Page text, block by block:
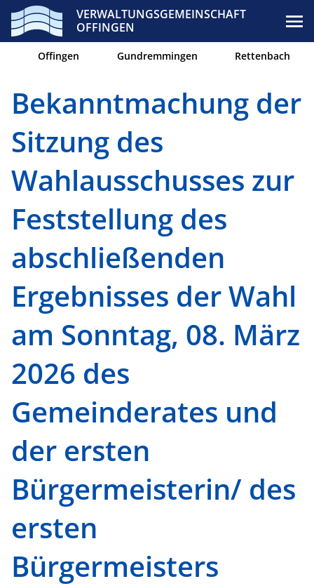
VERWALTUNGSGEMEINSCHAFT
OFFINGEN
Offingen Gundremmingen Rettenbach
Bekanntmachung der
Sitzung des
Wahlausschusses zur
Feststellung des
abschließenden
Ergebnisses der Wahl
am Sonntag, 08. März
2026 des
Gemeinderates und
der ersten
Bürgermeisterin/ des
ersten
Bürgermeisters